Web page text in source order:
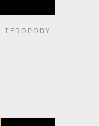
TEROPODY